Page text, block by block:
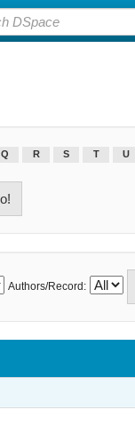
Q R S T U
Authors/Record: